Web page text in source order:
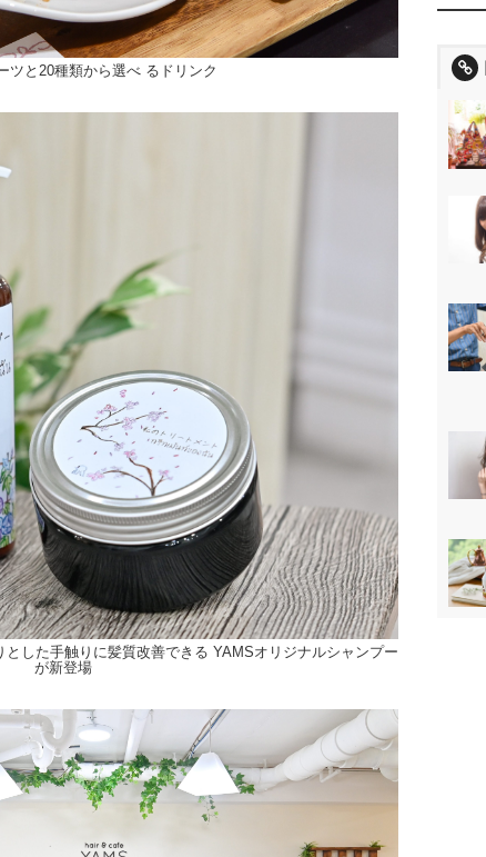
ツと20種類から選べ るドリンク
した手触りに髪質改善できる YAMSオリジナルシャンプー
が新登場